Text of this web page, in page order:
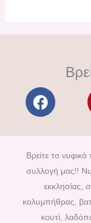
F
a
e
b
o
o
k
Βρείτε το
συλλογή μας!!
εκκλησίας,
κολυμπήθρας,
κουτί,